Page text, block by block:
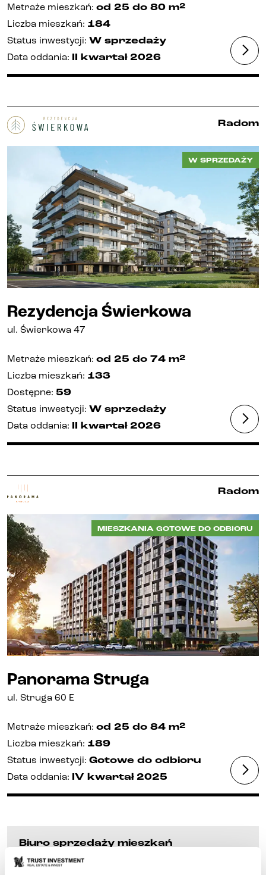
Metraże mieszkań: od 25 do 80 m2
Liczba mieszkań: 184
Status inwestycji: W sprzedaży
Data oddania: II kwartał 2026
Radom
W SPRZEDAŻY
Rezydencja Świerkowa
ul. Świerkowa 47
Metraże mieszkań: od 25 do 74 m2
Liczba mieszkań: 133
Dostępne: 59
Status inwestycji: W sprzedaży
Data oddania: II kwartał 2026
Radom
MIESZKANIA GOTOWE DO ODBIORU
Panorama Struga
ul. Struga 60 E
Metraże mieszkań: od 25 do 84 m2
Liczba mieszkań: 189
Status inwestycji: Gotowe do odbioru
Data oddania: IV kwartał 2025
Biuro sprzedaży mieszkań
+48 600 700 630